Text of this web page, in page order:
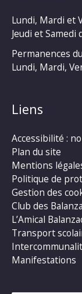
Lundi, Mardi et
Jeudi et Samedi
Permanences
Lundi, Mardi,
Liens
Accessibilité :
Plan du site
Mentions
Politique de
Gestion des
Club des
L’Amical
Transport
Manifestations